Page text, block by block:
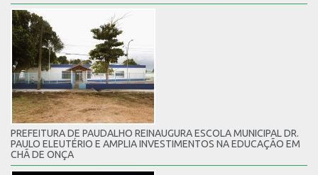
PREFEITURA DE PAUDALHO REINAUGURA ESCOLA MUNICIPAL DR.
PAULO ELEUTÉRIO E AMPLIA INVESTIMENTOS NA EDUCAÇÃO EM
CHÃ DE ONÇA